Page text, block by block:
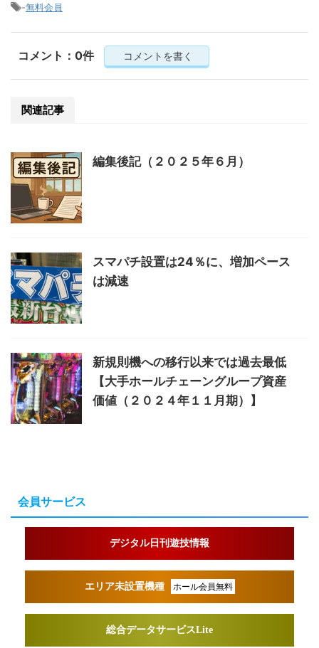
-無料会員
コメント：0件 コメントを書く
関連記事
編集後記（２０２５年６月）
スマパチ設置は24％に、増加ペース
は減速
新規則機への移行以来では過去最低
【大手ホールチェーングループ資産
価値（２０２４年１１月期）】
会員サービス
デジタル日刊遊技情報
エリア未設置機種 ホール会員無料
総合データサービスLite